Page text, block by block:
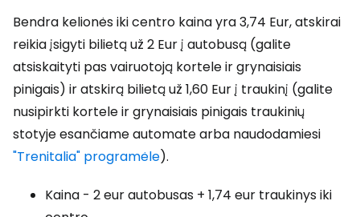
Bendra kelionės iki centro kaina yra 3,74 Eur, atskirai
reikia įsigyti bilietą už 2 Eur į autobusą (galite
atsiskaityti pas vairuotoją kortele ir grynaisiais
pinigais) ir atskirą bilietą už 1,60 Eur į traukinį (galite
nusipirkti kortele ir grynaisiais pinigais traukinių
stotyje esančiame automate arba naudodamiesi
"Trenitalia" programėle).
Kaina - 2 eur autobusas + 1,74 eur traukinys iki